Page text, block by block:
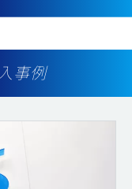
事例